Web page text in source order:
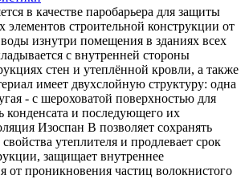
в качестве паробарьера для защиты
элементов строительной конструкции от
изнутри помещения в зданиях всех
с внутренней стороны
стен и утеплённой кровли, а также
имеет двухслойную структуру: одна
- с шероховатой поверхностью для
конденсата и последующего их
Изоспан В позволяет сохранять
утеплителя и продлевает срок
защищает внутреннее
от проникновения частиц волокнистого